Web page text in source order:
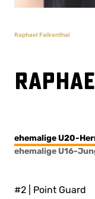
Raphael Falkenthal
ehemalige U20-
ehemalige U16-
#2 | Point Guard